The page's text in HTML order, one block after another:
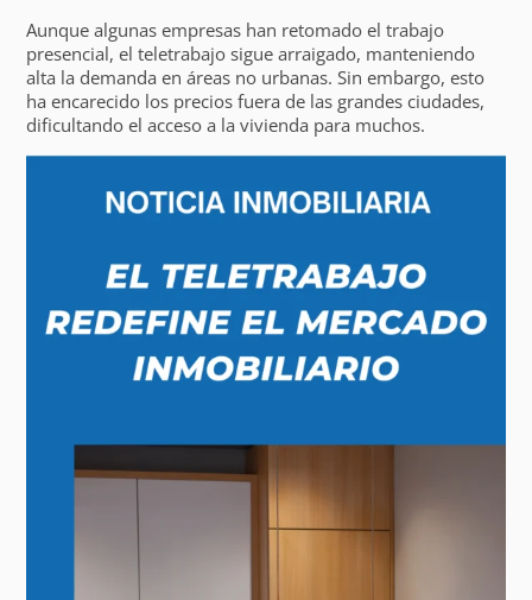
Aunque algunas empresas han retomado el trabajo
presencial, el teletrabajo sigue arraigado, manteniendo
alta la demanda en áreas no urbanas. Sin embargo, esto
ha encarecido los precios fuera de las grandes ciudades,
dificultando el acceso a la vivienda para muchos.